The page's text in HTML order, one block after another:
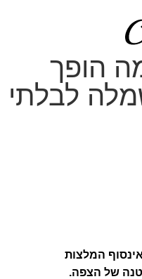
הופך
לבלתי
המלצות
של הצפה.